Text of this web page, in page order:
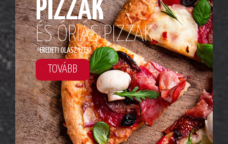
PIZZÁK
ÉS ÓRIÁS PIZZÁK
*EREDETI OLASZ ÍZEK!
TOVÁBB